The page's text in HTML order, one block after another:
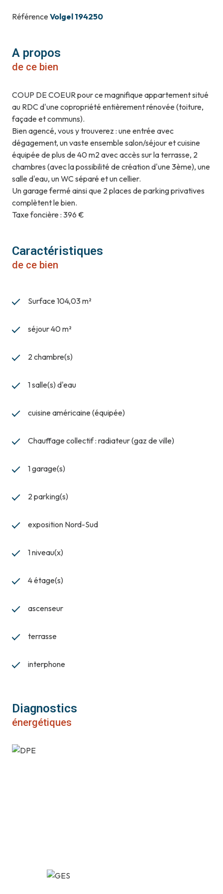
Référence Volgel 194250
A propos
de ce bien
COUP DE COEUR pour ce magnifique appartement situé
au RDC d'une copropriété entièrement rénovée (toiture,
façade et communs).
Bien agencé, vous y trouverez : une entrée avec
dégagement, un vaste ensemble salon/séjour et cuisine
équipée de plus de 40 m2 avec accès sur la terrasse, 2
chambres (avec la possibilité de création d'une 3ème), une
salle d'eau, un WC séparé et un cellier.
Un garage fermé ainsi que 2 places de parking privatives
complètent le bien.
Taxe foncière : 396 €
Caractéristiques
de ce bien
Surface 104,03 m²
séjour 40 m²
2 chambre(s)
1 salle(s) d'eau
cuisine américaine (équipée)
Chauffage collectif : radiateur (gaz de ville)
1 garage(s)
2 parking(s)
exposition Nord-Sud
1 niveau(x)
4 étage(s)
ascenseur
terrasse
interphone
Diagnostics
énergétiques